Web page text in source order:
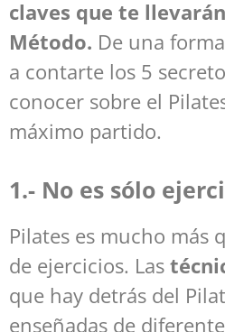
claves que te
Método. De una
a contarte los 5
conocer sobre el
máximo partido.
1.- No es sólo
Pilates es mucho más
de ejercicios. Las
que hay detrás del
enseñadas de